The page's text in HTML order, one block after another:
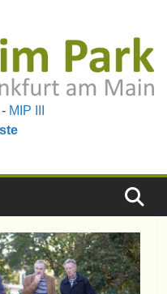
- MIP III